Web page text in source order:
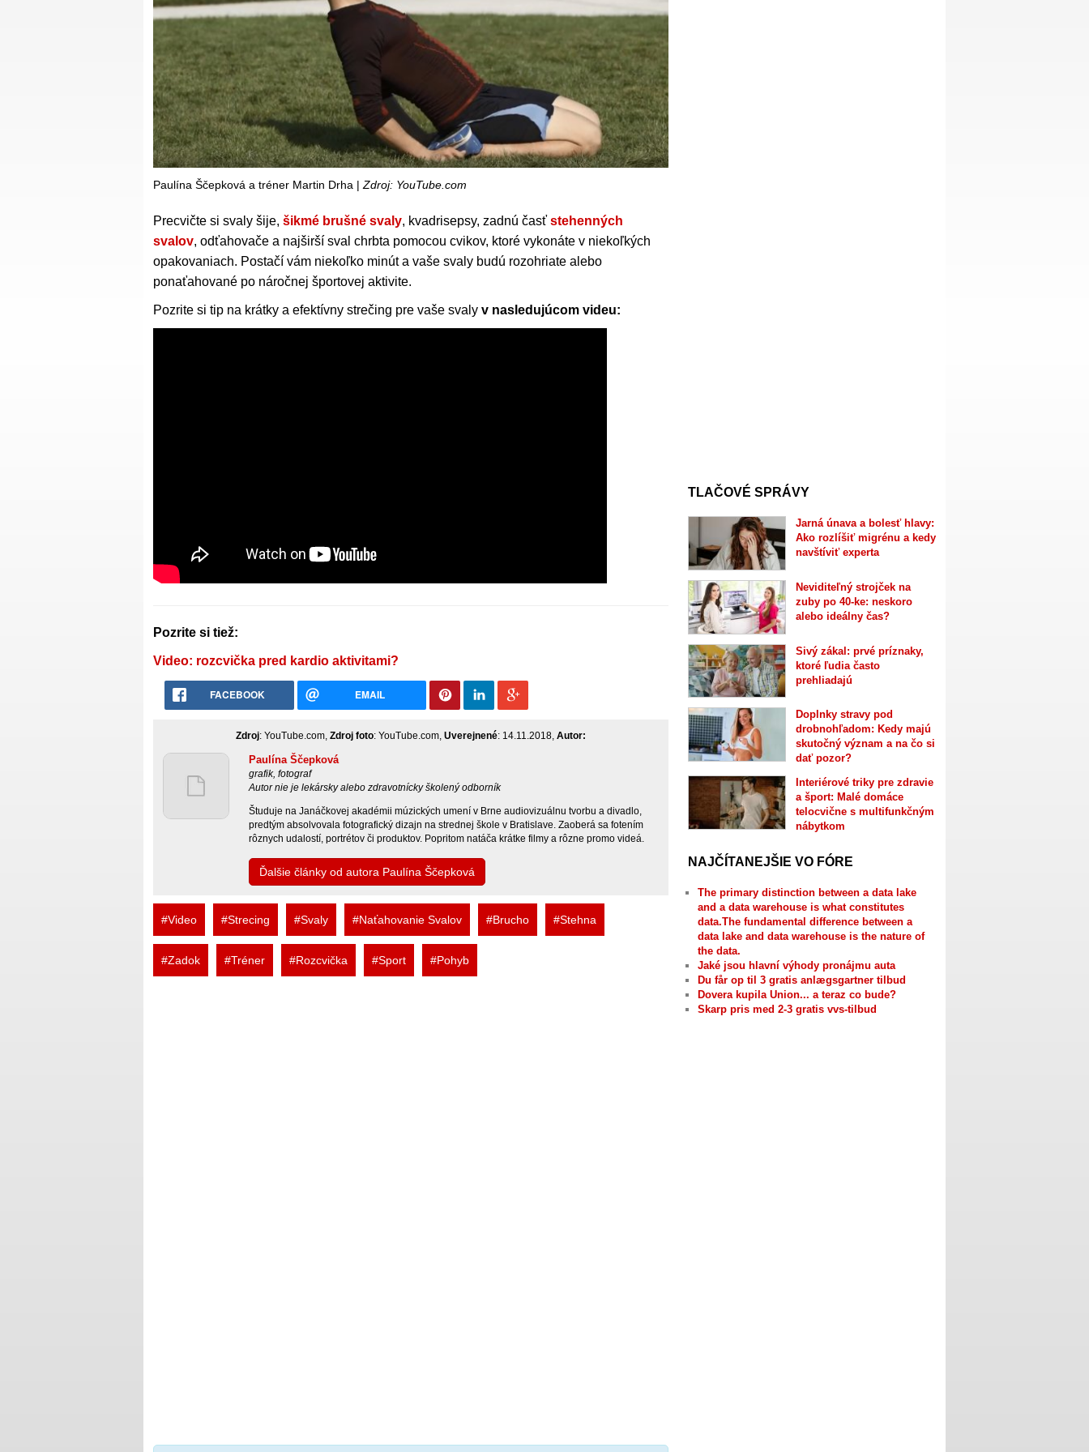
Paulína Ščepková a tréner Martin Drha |Zdroj: YouTube.com
Precvičte si svaly šije, šikmé brušné svaly, kvadrisepsy, zadnú časť stehenných
svalov, odťahovače a najširší sval chrbta pomocou cvikov, ktoré vykonáte v niekoľkých
opakovaniach. Postačí vám niekoľko minút a vaše svaly budú rozohriate alebo
ponaťahované po náročnej športovej aktivite.
Pozrite si tip na krátky a efektívny strečing pre vaše svaly v nasledujúcom videu:
Pozrite si tiež:
Video: rozcvička pred kardio aktivitami?
FACEBOOK EMAIL
Zdroj: YouTube.com, Zdroj foto: YouTube.com, Uverejnené: 14.11.2018, Autor:
Paulína Ščepková
grafik, fotograf
Autor nie je lekársky alebo zdravotnícky školený odborník
Študuje na Janáčkovej akadémii múzických umení v Brne audiovizuálnu tvorbu a divadlo,
predtým absolvovala fotografický dizajn na strednej škole v Bratislave. Zaoberá sa fotením
rôznych udalostí, portrétov či produktov. Popritom natáča krátke filmy a rôzne promo videá.
Ďalšie články od autora Paulína Ščepková
#Video #Strecing #Svaly #Naťahovanie Svalov #Brucho #Stehna
#Zadok #Tréner #Rozcvička #Sport #Pohyb
TLAČOVÉ SPRÁVY
Jarná únava a bolesť hlavy:
Ako rozlíšiť migrénu a kedy
navštíviť experta
Neviditeľný strojček na
zuby po 40-ke: neskoro
alebo ideálny čas?
Sivý zákal: prvé príznaky,
ktoré ľudia často
prehliadajú
Doplnky stravy pod
drobnohľadom: Kedy majú
skutočný význam a na čo si
dať pozor?
Interiérové triky pre zdravie
a šport: Malé domáce
telocvične s multifunkčným
nábytkom
NAJČÍTANEJŠIE VO FÓRE
The primary distinction between a data lake
and a data warehouse is what constitutes
data.The fundamental difference between a
data lake and data warehouse is the nature of
the data.
Jaké jsou hlavní výhody pronájmu auta
Du får op til 3 gratis anlægsgartner tilbud
Dovera kupila Union... a teraz co bude?
Skarp pris med 2-3 gratis vvs-tilbud